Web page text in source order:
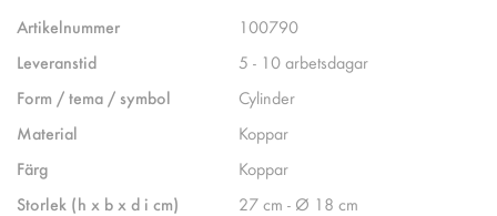
Artikelnummer
100790
Leveranstid
5 - 10 arbetsdagar
Form / tema / symbol
Cylinder
Material
Koppar
Färg
Koppar
Storlek (h x b x d i cm)
27 cm - Ø 18 cm